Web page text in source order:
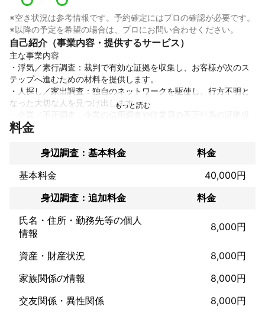
※空き状況は参考情報です。予約確定にはプロの確認が必要です。
※以降の予定を希望の場合は、プロにお問い合わせください。
自己紹介（事業内容・提供するサービス）
主な事業内容
・浮気／素行調査：裁判で有効な証拠を収集し、お客様が次のス
テップへ進むための材料を提供します。
・人探し／家出調査：独自のネットワークを駆使し、行方不明と
なった大切な人を見つけ出します。
集など、リスクマネジメントに必要な情報を提供します。
談や法的措置に役立つ証拠を集めます。
撤去し、プライバシーを守ります。
これらの調査に加え、お客様が安心して問題解決に取り組めるよ
・無料相談：調査の前に、お客様の状況を詳しく伺い、最適なプ
・専門家のご紹介：調査で得た証拠を元に、必要に応じて信頼で
・アフターフォロー：調査終了後も、お客様の心のケアやその後
料金
身辺調査：基本料金
料金
基本料金
40,000円
身辺調査：追加料金
料金
氏名・住所・勤務先等の個人
情報
8,000円
資産・財産状況
8,000円
家族関係の情報
8,000円
交友関係・異性関係
8,000円